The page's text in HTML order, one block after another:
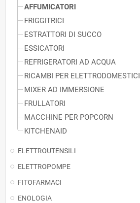
AFFUMICATORI
FRIGGITRICI
ESTRATTORI DI SUCCO
ESSICATORI
REFRIGERATORI AD ACQUA
RICAMBI PER ELETTRODOMESTICI
MIXER AD IMMERSIONE
FRULLATORI
MACCHINE PER POPCORN
KITCHENAID
ELETTROUTENSILI
ELETTROPOMPE
FITOFARMACI
ENOLOGIA